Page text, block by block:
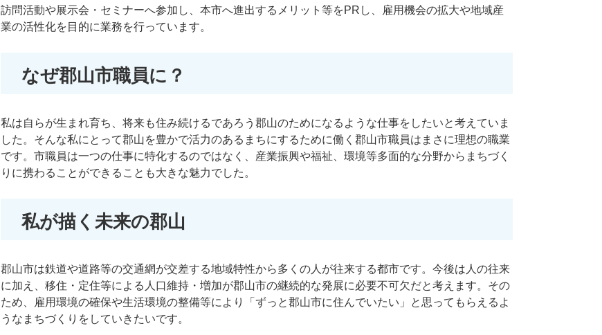
訪問活動や展示会・セミナーへ参加し、本市へ進出するメリット等をPRし、雇用機会の拡大や地域産
業の活性化を目的に業務を行っています。
なぜ郡山市職員に？
私は自らが生まれ育ち、将来も住み続けるであろう郡山のためになるような仕事をしたいと考えていま
した。そんな私にとって郡山を豊かで活力のあるまちにするために働く郡山市職員はまさに理想の職業
です。市職員は一つの仕事に特化するのではなく、産業振興や福祉、環境等多面的な分野からまちづく
りに携わることができることも大きな魅力でした。
私が描く未来の郡山
郡山市は鉄道や道路等の交通網が交差する地域特性から多くの人が往来する都市です。今後は人の往来
に加え、移住・定住等による人口維持・増加が郡山市の継続的な発展に必要不可欠だと考えます。その
ため、雇用環境の確保や生活環境の整備等により「ずっと郡山市に住んでいたい」と思ってもらえるよ
うなまちづくりをしていきたいです。